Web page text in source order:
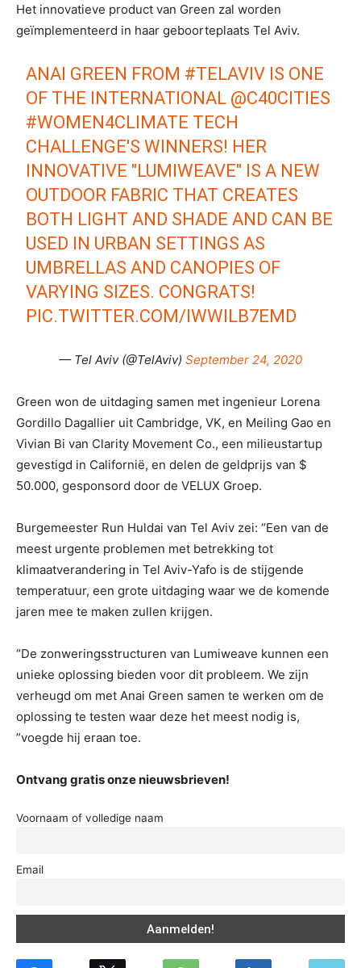
Het innovatieve product van Green zal worden
geïmplementeerd in haar geboorteplaats Tel Aviv.
ANAI GREEN FROM #TELAVIV IS ONE
OF THE INTERNATIONAL @C40CITIES
#WOMEN4CLIMATE TECH
CHALLENGE'S WINNERS! HER
INNOVATIVE "LUMIWEAVE" IS A NEW
OUTDOOR FABRIC THAT CREATES
BOTH LIGHT AND SHADE AND CAN BE
USED IN URBAN SETTINGS AS
UMBRELLAS AND CANOPIES OF
VARYING SIZES. CONGRATS!
PIC.TWITTER.COM/IWWILB7EMD
— Tel Aviv (@TelAviv) September 24, 2020
Green won de uitdaging samen met ingenieur Lorena
Gordillo Dagallier uit Cambridge, VK, en Meiling Gao en
Vivian Bi van Clarity Movement Co., een milieustartup
gevestigd in Californië, en delen de geldprijs van $
50.000, gesponsord door de VELUX Groep.
Burgemeester Run Huldai van Tel Aviv zei: “Een van de
meest urgente problemen met betrekking tot
klimaatverandering in Tel Aviv-Yafo is de stijgende
temperatuur, een grote uitdaging waar we de komende
jaren mee te maken zullen krijgen.
“De zonweringsstructuren van Lumiweave kunnen een
unieke oplossing bieden voor dit probleem. We zijn
verheugd om met Anai Green samen te werken om de
oplossing te testen waar deze het meest nodig is,
”voegde hij eraan toe.
Ontvang gratis onze nieuwsbrieven!
Voornaam of volledige naam
Email